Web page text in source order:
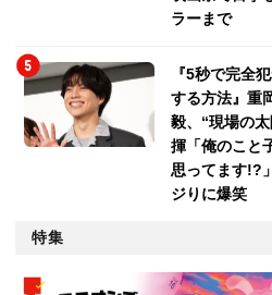
ラーまで
『5秒で完全
する方法』重
毅、“現場の
揮「俺のこと
思ってます!?
ジりに爆笑
特集